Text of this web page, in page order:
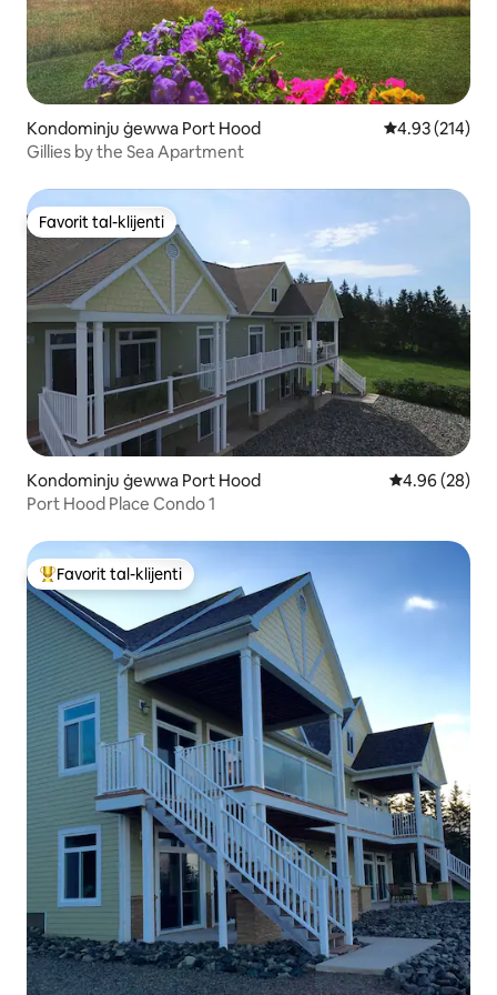
Kondominju ġewwa Port Hood Rating medju
4.93 (214)
Gillies by the Sea Apartment
Favorit tal-klijenti
Favorit tal-klijenti
Kondominju ġewwa Port Hood Rating medju
4.96 (28)
Port Hood Place Condo 1
Wieħed mill-aqwa favoriti tal-klijenti
Favorit tal-klijenti